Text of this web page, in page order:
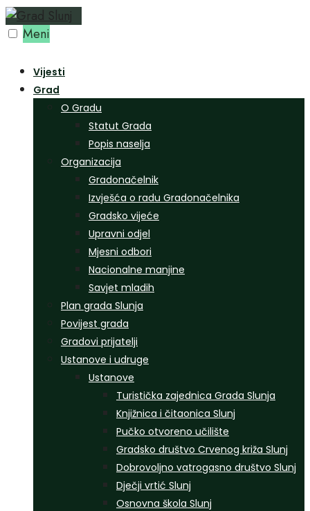
Preskoči
na Meni
Vijesti
Grad
O Gradu
Statut Grada
Popis naselja
Organizacija
Gradonačelnik
Izvješća o radu Gradonačelnika
Gradsko vijeće
Upravni odjel
Mjesni odbori
Nacionalne manjine
Savjet mladih
Plan grada Slunja
Povijest grada
Gradovi prijatelji
Ustanove i udruge
Ustanove
Turistička zajednica Grada Slunja
Knjižnica i čitaonica Slunj
Pučko otvoreno učilište
Gradsko društvo Crvenog križa Slunj
Dobrovoljno vatrogasno društvo Slunj
Dječji vrtić Slunj
Osnovna škola Slunj